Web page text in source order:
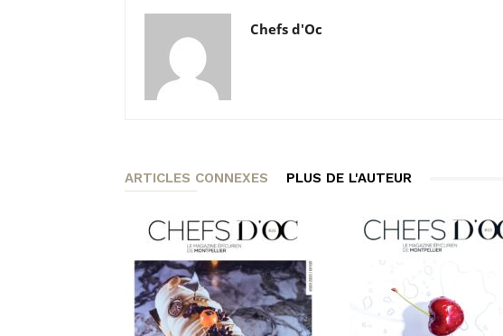
Chefs d'Oc
ARTICLES CONNEXES PLUS DE L'AUTEUR